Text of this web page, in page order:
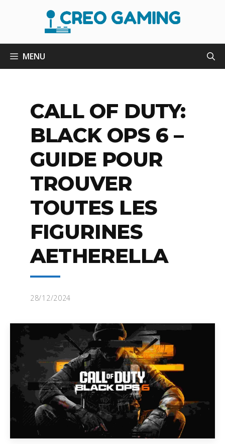
MENU
CALL OF DUTY:
BLACK OPS 6 –
GUIDE POUR
TROUVER
TOUTES LES
FIGURINES
AETHERELLA
28/12/2024